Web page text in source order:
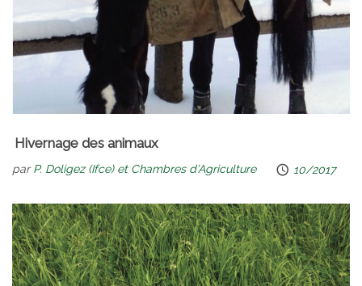
Hivernage des animaux
parP. Doligez (Ifce) et Chambres d’Agriculture 10/2017